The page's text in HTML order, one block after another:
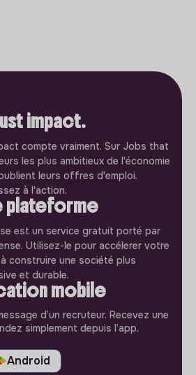
impact.
compte vraiment. Sur Jobs that
les plus ambitieux de l'économie
leurs offres d'emploi.
à l'action.
plateforme
est un service gratuit porté par
Utilisez-le pour accélerer votre
construire une société plus
et durable.
mobile
d’un recruteur. Recevez une
simplement depuis l’app.
Android